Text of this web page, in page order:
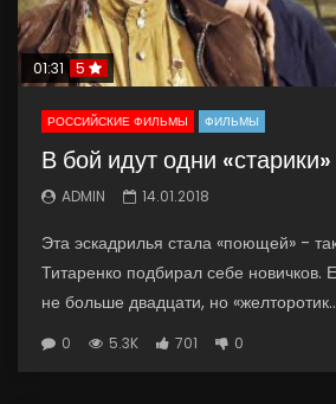
01:31 5
РОССИЙСКИЕ ФИЛЬМЫ ФИЛЬМЫ
В бой идут одни
ADMIN 14.01.2018
Эта эскадрилья стала «поющей» -
Титаренко подбирал себе новичков.
не больше двадцати, но
0 5.3K 701 0